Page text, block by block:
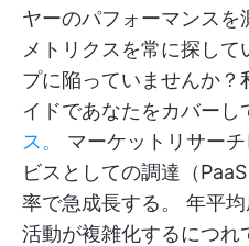
ヤーのパフォーマンス
メトリクスを常に探し
プに陥っていませんか
イドであなたをカバーし
ス。
マーケットリサー
ビスとしての調達（
率で急成長する。 年平
活動が複雑化するにつ